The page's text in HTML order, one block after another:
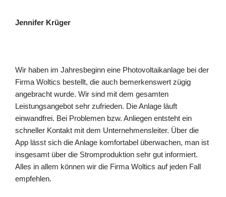
Jennifer Krüger
Wir haben im Jahresbeginn eine Photovoltaikanlage bei der
Firma Woltics bestellt, die auch bemerkenswert zügig
angebracht wurde. Wir sind mit dem gesamten
Leistungsangebot sehr zufrieden. Die Anlage läuft
einwandfrei. Bei Problemen bzw. Anliegen entsteht ein
schneller Kontakt mit dem Unternehmensleiter. Über die
App lässt sich die Anlage komfortabel überwachen, man ist
insgesamt über die Stromproduktion sehr gut informiert.
Alles in allem können wir die Firma Woltics auf jeden Fall
empfehlen.